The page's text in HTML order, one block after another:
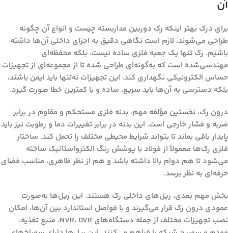
آن
برای درک بهتر اینکه رک دوربین مداربسته چیست و انواع آن چگونه
طراحی می‌شوند، لازم است نگاهی دقیق به اجزای داخلی آن‌ها داشته
باشیم. رک تنها یک جعبه فلزی ساده نیست، بلکه محفظه‌ای
مهندسی‌شده است که به‌گونه‌ای طراحی شده تا از مجموعه‌ای از تجهیزات
حساس الکترونیکی نگهداری کند. این تجهیزات نه‌تنها باید ایمن باشند،
بلکه دسترسی به آن‌ها باید سریع، ساده و با کمترین خطا صورت گیرد.
درون رک، نخستین مؤلفه مهم، بدنه فلزی مستحکم و مقاوم در برابر
ضربه و فشار خارجی است. این بدنه در برابر تغییرات دما و رطوبت نیز باید
پایدار باقی بماند تا بتواند شرایط محیطی مختلف را تحمل کند. ساختار
فلزی رک‌ها معمولاً از فولاد با پوشش رنگ الکترواستاتیک ساخته
می‌شود تا هم دوام بالا داشته باشد و هم از نظر ظاهری، مناسب فضای
حرفه‌ای به نظر برسد.
بخش مهم بعدی، ریل‌های داخلی رک هستند. این ریل‌ها به‌صورت
عمودی درون رک قرار می‌گیرند و با فواصل استاندارد بین آن‌ها، امکان
نصب تجهیزات مختلف از جمله دستگاه‌های NVR، DVR، منبع تغذیه،